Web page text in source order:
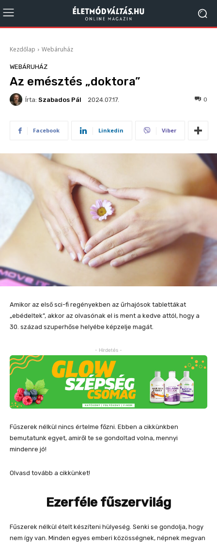
Kezdőlap Webáruház
WEBÁRUHÁZ
Az emésztés „doktora”
Írta: Szabados Pál 2024.07.17. 0
Facebook Linkedin Viber
Amikor az első sci-fi regényekben az űrhajósok tablettákat
„ebédeltek”, akkor az olvasónak el is ment a kedve attól, hogy a
30. század szuperhőse helyébe képzelje magát.
- Hirdetés -
Fűszerek nélkül nincs értelme főzni. Ebben a cikkünkben
bemutatunk egyet, amiről te se gondoltad volna, mennyi
mindenre jó!
Olvasd tovább a cikkünket!
Ezerféle fűszervilág
Fűszerek nélkül ételt készíteni hülyeség. Senki se gondolja, hogy
nem így van. Minden egyes emberi közösségnek, népnek megvan